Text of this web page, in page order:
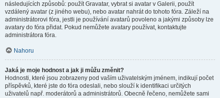
následujících způsobů: použít Gravatar, vybrat si avatar v Galerii, použít
vzdálený avatar (z jiného webu), nebo avatar nahrát do tohoto fóra. Záleží na
administrátorovi fóra, jestli je používání avatarů povoleno a jakými způsoby lze
avatary do fóra přidat. Pokud nemůžete avatary používat, kontaktujte
administrátora fóra.
Nahoru
Jaká je moje hodnost a jak ji můžu změnit?
Hodnosti, které jsou zobrazeny pod vaším uživatelským jménem, indikují počet
příspěvků, které jste do fóra odeslali, nebo slouží k identifikaci určitých
uživatelů např. moderátorů a administrátorů. Obecně řečeno, nemůžete sami